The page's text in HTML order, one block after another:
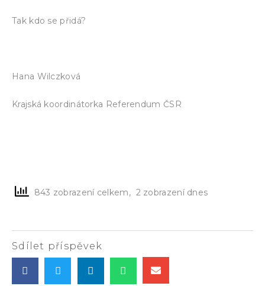
Tak kdo se přidá?
Hana Wilczková
Krajská koordinátorka Referendum ČSR
843 zobrazení celkem, 2 zobrazení dnes
Sdílet příspěvek